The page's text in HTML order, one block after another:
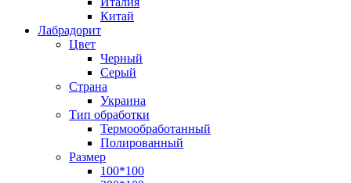
Китай
Лабрадорит
Цвет
Черный
Серый
Страна
Украина
Тип обработки
Термообработанный
Полированный
Размер
100*100